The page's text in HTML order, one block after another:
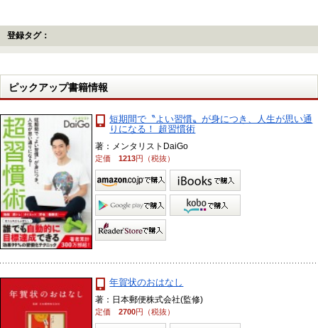
登録タグ：
ピックアップ書籍情報
短期間で〝よい習慣〟が身につき、人生が思い通
りになる！ 超習慣術
著：メンタリストDaiGo
定価1213円（税抜）
年賀状のおはなし
著：日本郵便株式会社(監修)
定価2700円（税抜）